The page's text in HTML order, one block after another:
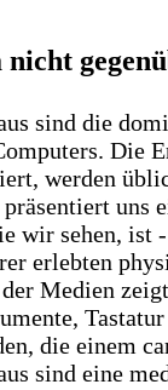
sind die
Die
werden
uns
wir sehen, ist
erlebten
Medien
die einem
sind eine